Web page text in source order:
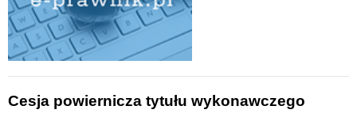
Cesja powiernicza tytułu wykonawczego